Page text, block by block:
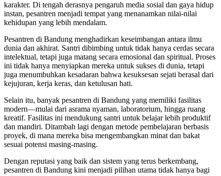
karakter. Di tengah derasnya pengaruh media sosial dan gaya hidup
instan, pesantren menjadi tempat yang menanamkan nilai-nilai
kehidupan yang lebih mendalam.
Pesantren di Bandung menghadirkan keseimbangan antara ilmu
dunia dan akhirat. Santri dibimbing untuk tidak hanya cerdas secara
intelektual, tetapi juga matang secara emosional dan spiritual. Proses
ini tidak hanya menyiapkan mereka untuk sukses di dunia, tetapi
juga menumbuhkan kesadaran bahwa kesuksesan sejati berasal dari
kejujuran, kerja keras, dan ketulusan hati.
Selain itu, banyak pesantren di Bandung yang memiliki fasilitas
modern—mulai dari asrama nyaman, laboratorium, hingga ruang
kreatif. Fasilitas ini mendukung santri untuk belajar lebih produktif
dan mandiri. Ditambah lagi dengan metode pembelajaran berbasis
proyek, di mana mereka bisa mengembangkan minat dan bakat
sesuai potensi masing-masing.
Dengan reputasi yang baik dan sistem yang terus berkembang,
pesantren di Bandung kini menjadi pilihan utama tidak hanya bagi